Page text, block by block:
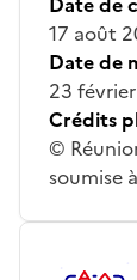
17 août
Date de
23
Crédits
©
soumise